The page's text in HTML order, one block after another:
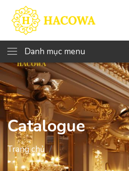
Danh mục menu
Catalogue
Trang chủ